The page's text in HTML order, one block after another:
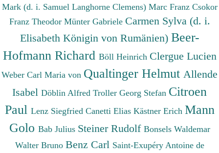
Mark (d. i. Samuel Langhorne Clemens) Marc Franz Csokor
Franz Theodor Münter Gabriele Carmen Sylva (d. i.
Elisabeth Königin von Rumänien) Beer-
Hofmann Richard Böll Heinrich Clergue Lucien
Weber Carl Maria von Qualtinger Helmut Allende
Isabel Döblin Alfred Troller Georg Stefan Citroen
Paul Lenz Siegfried Canetti Elias Kästner Erich Mann
Golo Bab Julius Steiner Rudolf Bonsels Waldemar
Walter Bruno Benz Carl Saint-Exupéry Antoine de